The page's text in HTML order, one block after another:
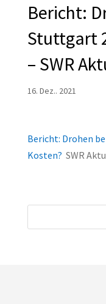
Bericht:
Stuttgart
– SWR
16. Dez.. 2021
Bericht: Drohen
Kosten? SWR